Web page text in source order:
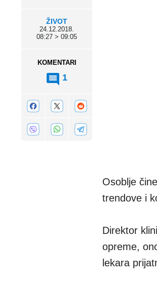
ŽIVOT
24.12.2018.
08:27 > 09:05
KOMENTARI
1
Osoblje
trendove i
Direktor
opreme,
lekara